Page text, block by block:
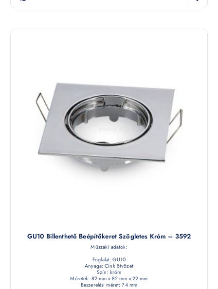
GU10 Billenthető Beépítőkeret Szögletes Króm – 3592
Műszaki adatok:
Foglalat: GU10
Anyaga: Cink ötvözet
Szín: króm
Méretek: 82 mm x 82 mm x 22 mm
Beszerelési méret: 74 mm